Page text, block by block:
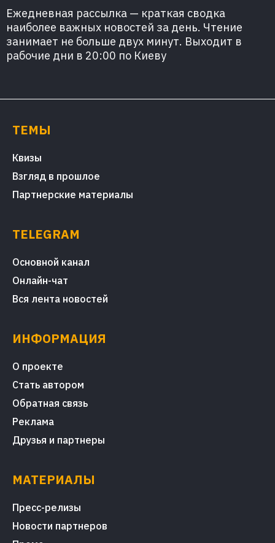
Ежедневная рассылка — краткая сводка
наиболее важных новостей за день. Чтение
занимает не больше двух минут. Выходит в
рабочие дни в 20:00 по Киеву
ТЕМЫ
Квизы
Взгляд в прошлое
Партнерские материалы
TELEGRAM
Основной канал
Онлайн-чат
Вся лента новостей
ИНФОРМАЦИЯ
О проекте
Стать автором
Обратная связь
Реклама
Друзья и партнеры
МАТЕРИАЛЫ
Пресс-релизы
Новости партнеров